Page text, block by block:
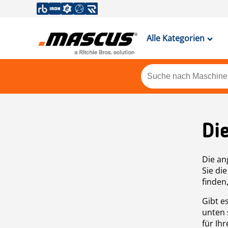
Alle Kategorien
Die
Sie
Gibt
unten
für